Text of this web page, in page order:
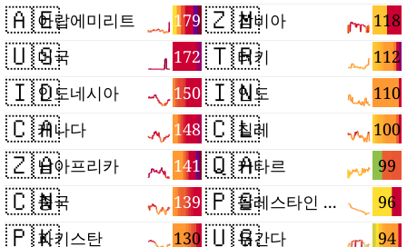
🇦🇪 179
아랍에미리트
🇺🇸 172
미국
🇮🇩 150
인도네시아
🇨🇦 148
캐나다
🇿🇦 141
남아프리카
🇨🇳 139
중국
🇵🇰 130
파키스탄
🇿🇲 118
잠비아
🇹🇷 112
터키
🇮🇳 110
인도
🇨🇱 100
칠레
🇶🇦 99
카타르
🇵🇸 96
팔레스타인 지구
🇺🇬 94
우간다